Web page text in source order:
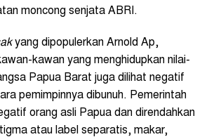
moncong senjata ABRI.
yang dipopulerkan Arnold Ap,
kawan yang menghidupkan nilai-
Papua Barat juga dilihat negatif
pemimpinnya dibunuh. Pemerintah
orang asli Papua dan direndahkan
atau label separatis, makar,